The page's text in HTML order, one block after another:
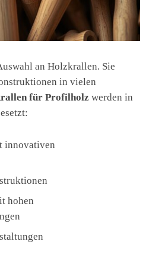
an Holzkrallen. Sie
in vielen
für Profilholz werden in
innovativen
hohen